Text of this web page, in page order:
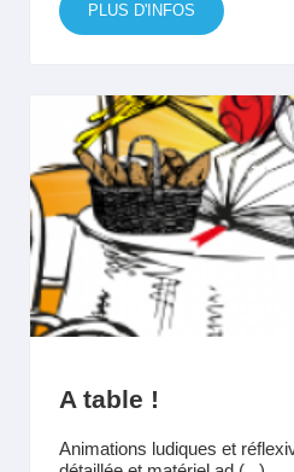
PLUS D'INFOS
A table !
Animations ludiques et